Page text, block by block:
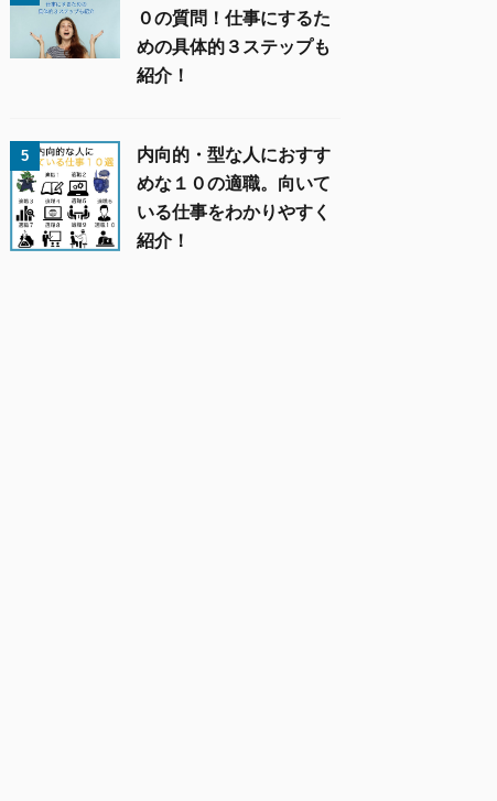
０の質問！仕事にするた
めの具体的３ステップも
紹介！
5
内向的・型な人におすす
めな１０の適職。向いて
いる仕事をわかりやすく
紹介！